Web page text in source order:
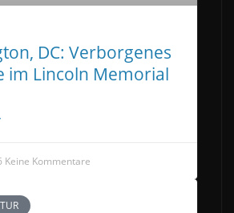
DC: Verborgenes
im Lincoln Memorial
Keine Kommentare